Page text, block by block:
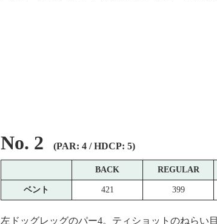
No. 2 (PAR: 4 / HDCP: 5)
BACK REGULAR
ベント 421 399
左ドッグレッグのパー4。ティショットのねらい